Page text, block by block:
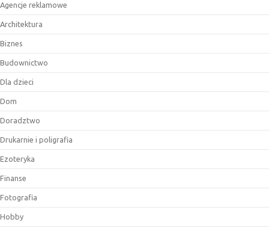
Agencje reklamowe
Architektura
Biznes
Budownictwo
Dla dzieci
Dom
Doradztwo
Drukarnie i poligrafia
Ezoteryka
Finanse
Fotografia
Hobby